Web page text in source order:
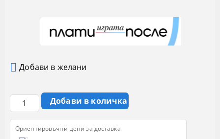
Добави в желани
Ориентировъчни цени за доставка